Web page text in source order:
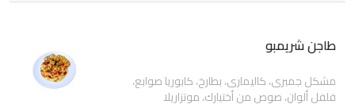
طاجن شريمبو
مشكل جمبرى، كاليمارى، بطارخ، كابوريا صوابع،
فلفل ألوان، صوص من أختيارك، موتزاريلا